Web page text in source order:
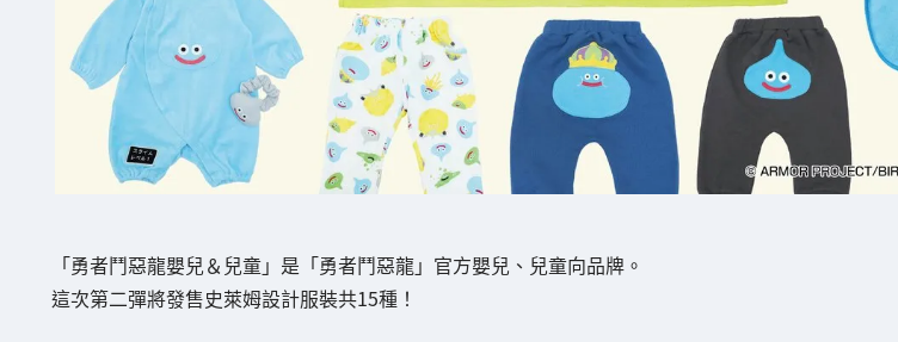
「勇者鬥惡龍嬰兒＆兒童」是「勇者鬥惡龍」官方嬰兒、兒童向品牌。
這次第二彈將發售史萊姆設計服裝共15種！